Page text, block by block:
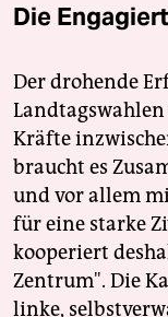
Die
Der drohende
Kräfte
braucht es
und vor allem
für eine starke
kooperiert
Zentrum". Die
linke,